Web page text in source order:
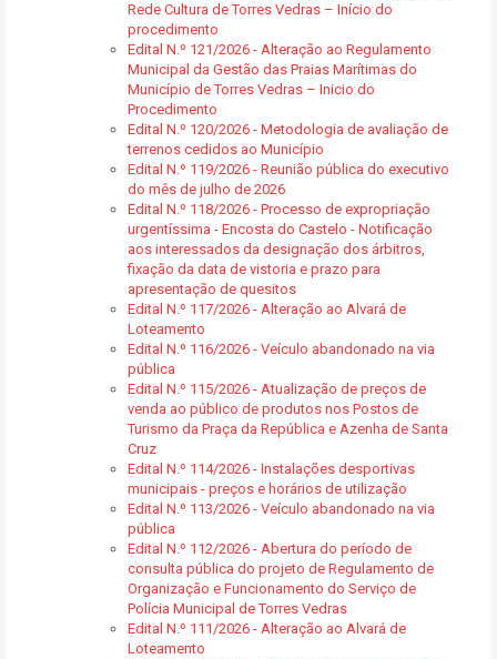
Rede Cultura de Torres Vedras – Início do
procedimento
Edital N.º 121/2026 - Alteração ao Regulamento
Municipal da Gestão das Praias Marítimas do
Município de Torres Vedras – Inicio do
Procedimento
Edital N.º 120/2026 - Metodologia de avaliação de
terrenos cedidos ao Município
Edital N.º 119/2026 - Reunião pública do executivo
do mês de julho de 2026
Edital N.º 118/2026 - Processo de expropriação
urgentíssima - Encosta do Castelo - Notificação
aos interessados da designação dos árbitros,
fixação da data de vistoria e prazo para
apresentação de quesitos
Edital N.º 117/2026 - Alteração ao Alvará de
Loteamento
Edital N.º 116/2026 - Veículo abandonado na via
pública
Edital N.º 115/2026 - Atualização de preços de
venda ao público de produtos nos Postos de
Turismo da Praça da República e Azenha de Santa
Cruz
Edital N.º 114/2026 - Instalações desportivas
municipais - preços e horários de utilização
Edital N.º 113/2026 - Veículo abandonado na via
pública
Edital N.º 112/2026 - Abertura do período de
consulta pública do projeto de Regulamento de
Organização e Funcionamento do Serviço de
Polícia Municipal de Torres Vedras
Edital N.º 111/2026 - Alteração ao Alvará de
Loteamento